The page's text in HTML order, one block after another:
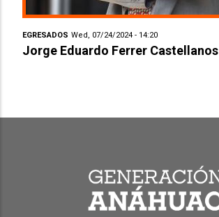
EGRESADOS Wed, 07/24/2024 - 14:20
Jorge Eduardo Ferrer Castellanos